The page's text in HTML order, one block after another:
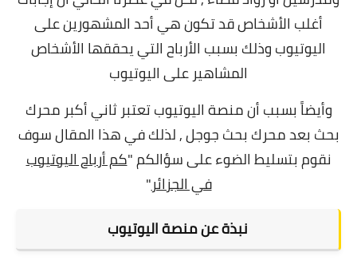
أغلب الأشخاص قد تكون هي أحد المشهورين على
اليوتيوب وذلك بسبب الأرباح التي يحققها الأشخاص
المشاهير على اليوتيوب
وأيضاً بسبب أن منصة اليوتيوب تعتبر ثاني أكبر محرك
بحث بعد محرك بحث جوجل , لذلك في هذا المقال سوف
نقوم بتسليط الضوء على سؤالكم "كم أرباح اليوتيوب
في الجزائر"
نبذة عن منصة اليوتيوب